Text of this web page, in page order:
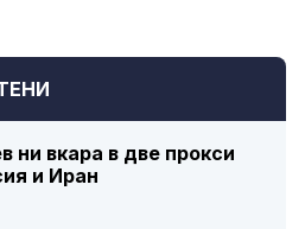
ни вкара в две прокси
и Иран